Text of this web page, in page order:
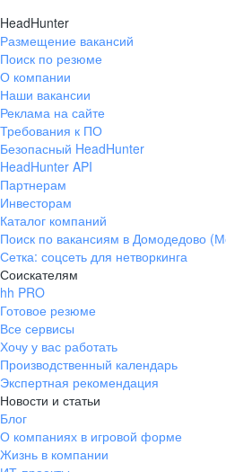
HeadHunter
Размещение вакансий
Поиск по резюме
О компании
Наши вакансии
Реклама на сайте
Требования к ПО
Безопасный HeadHunter
HeadHunter API
Партнерам
Инвесторам
Каталог компаний
Поиск по вакансиям в Домодедово
Сетка: соцсеть для нетворкинга
Соискателям
hh PRO
Готовое резюме
Все сервисы
Хочу у вас работать
Производственный календарь
Экспертная рекомендация
Новости и статьи
Блог
О компаниях в игровой форме
Жизнь в компании